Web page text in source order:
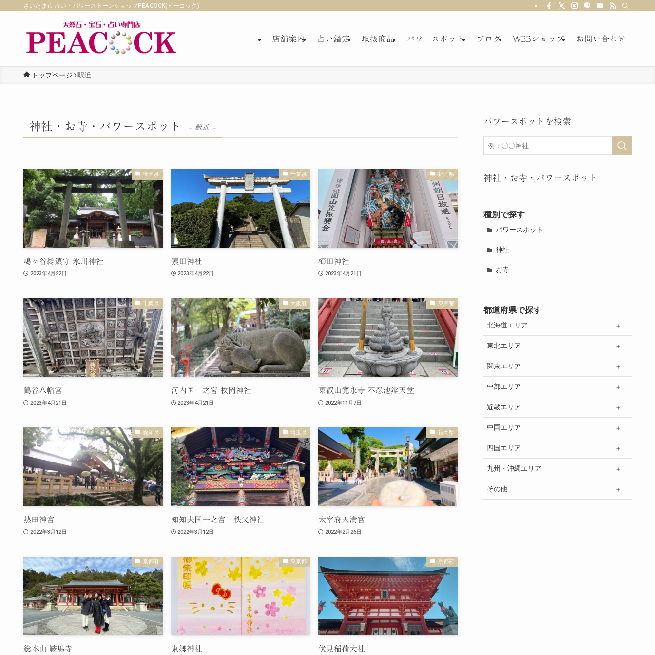
さいたま市 占い・パワーストーンショップPEACOCK(ピーコック)
店舗案内 占い鑑定 取扱商品 パワースポット ブログ WEBショップ お問い合わせ
トップページ 駅近
神社・お寺・パワースポット – 駅近 –
埼玉県
鳩ヶ谷総鎮守 氷川神社
2023年4月22日
千葉県
猿田神社
2023年4月22日
福岡県
櫛田神社
2023年4月21日
千葉県
鶴谷八幡宮
2023年4月21日
大阪府
河内国一之宮 枚岡神社
2023年4月21日
東京都
東叡山寛永寺 不忍池辯天堂
2022年11月7日
愛知県
熱田神宮
2022年3月12日
埼玉県
知知夫国一之宮 秩父神社
2022年3月12日
福岡県
太宰府天満宮
2022年2月26日
京都府
総本山 鞍馬寺
東京都
東郷神社
京都府
伏見稲荷大社
パワースポットを検索
神社・お寺・パワースポット
種別で探す
パワースポット
神社
お寺
都道府県で探す
北海道エリア
東北エリア
関東エリア
中部エリア
近畿エリア
中国エリア
四国エリア
九州・沖縄エリア
その他